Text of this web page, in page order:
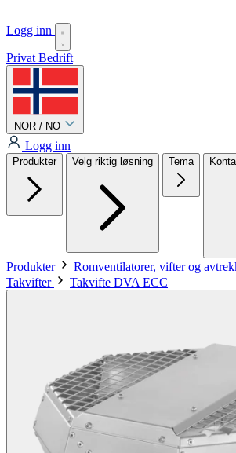
Logg inn
Privat Bedrift
NOR / NO
Logg inn
Produkter Velg riktig løsning Tema
Produkter Romventilatorer, vifter og
Takvifter
Takvifte DVA ECC